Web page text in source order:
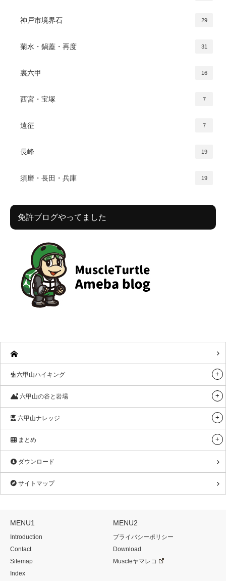
神戸市境界石 29
菊水・鍋蓋・再度 31
裏六甲 16
西宮・宝塚 7
遠征 7
長峰 19
須磨・長田・兵庫 19
免許ブログやってました
六甲山ハイキング
六甲山の谷と岩場
六甲山ナレッジ
まとめ
ダウンロード
サイトマップ
MENU1
Introduction
Contact
Sitemap
Index
MENU2
プライバシーポリシー
Download
Muscleヤマレコ